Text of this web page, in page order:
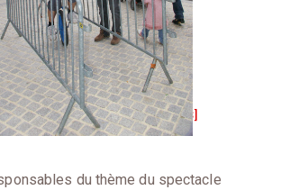
SOUS FORME DE VIGNETTES]
du thème du spectacle